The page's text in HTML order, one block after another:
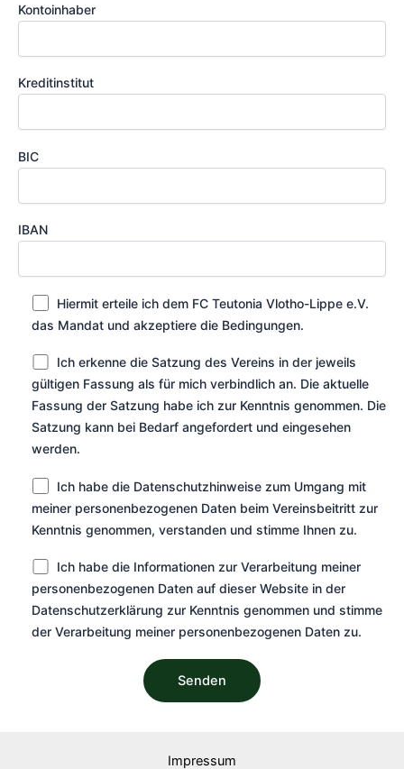
Kontoinhaber
Kreditinstitut
BIC
IBAN
Hiermit erteile ich dem FC Teutonia Vlotho-Lippe e.V.
das Mandat und akzeptiere die Bedingungen.
Ich erkenne die Satzung des Vereins in der jeweils
gültigen Fassung als für mich verbindlich an. Die aktuelle
Fassung der Satzung habe ich zur Kenntnis genommen. Die
Satzung kann bei Bedarf angefordert und eingesehen
werden.
Ich habe die Datenschutzhinweise zum Umgang mit
meiner personenbezogenen Daten beim Vereinsbeitritt zur
Kenntnis genommen, verstanden und stimme Ihnen zu.
Ich habe die Informationen zur Verarbeitung meiner
personenbezogenen Daten auf dieser Website in der
Datenschutzerklärung zur Kenntnis genommen und stimme
der Verarbeitung meiner personenbezogenen Daten zu.
Impressum